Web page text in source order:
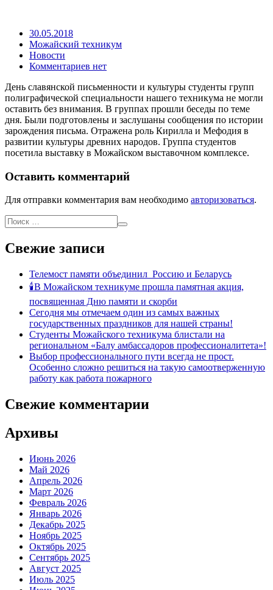
30.05.2018
Можайский техникум
Новости
Комментариев нет
День славянской письменности и культуры студенты групп
полиграфической специальности нашего техникума не могли
оставить без внимания. В группах прошли беседы по теме
дня. Были подготовлены и заслушаны сообщения по истории
зарождения письма. Отражена роль Кирилла и Мефодия в
развитии культуры древних народов. Группа студентов
посетила выставку в Можайском выставочном комплексе.
Оставить комментарий
Для отправки комментария вам необходимо авторизоваться.
Свежие записи
Телемост памяти объединил Россию и Беларусь
🕯В Можайском техникуме прошла памятная акция,
посвященная Дню памяти и скорби
Сегодня мы отмечаем один из самых важных
государственных праздников для нашей страны!
Студенты Можайского техникума блистали на
региональном «Балу амбассадоров профессионалитета»!
Выбор профессионального пути всегда не прост.
Особенно сложно решиться на такую самоотверженную
работу как работа пожарного
Свежие комментарии
Архивы
Июнь 2026
Май 2026
Апрель 2026
Март 2026
Февраль 2026
Январь 2026
Декабрь 2025
Ноябрь 2025
Октябрь 2025
Сентябрь 2025
Август 2025
Июль 2025